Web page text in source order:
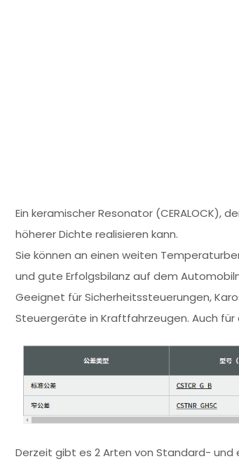
Ein keramischer Resonator (CERALOCK),
höherer Dichte realisieren kann.
Sie können an einen weiten
und gute Erfolgsbilanz auf dem
Geeignet für Sicherheitssteuerungen,
Steuergeräte in Kraftfahrzeugen. Auch für
Derzeit gibt es 2 Arten von Standard- und